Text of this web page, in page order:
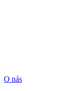
O nás